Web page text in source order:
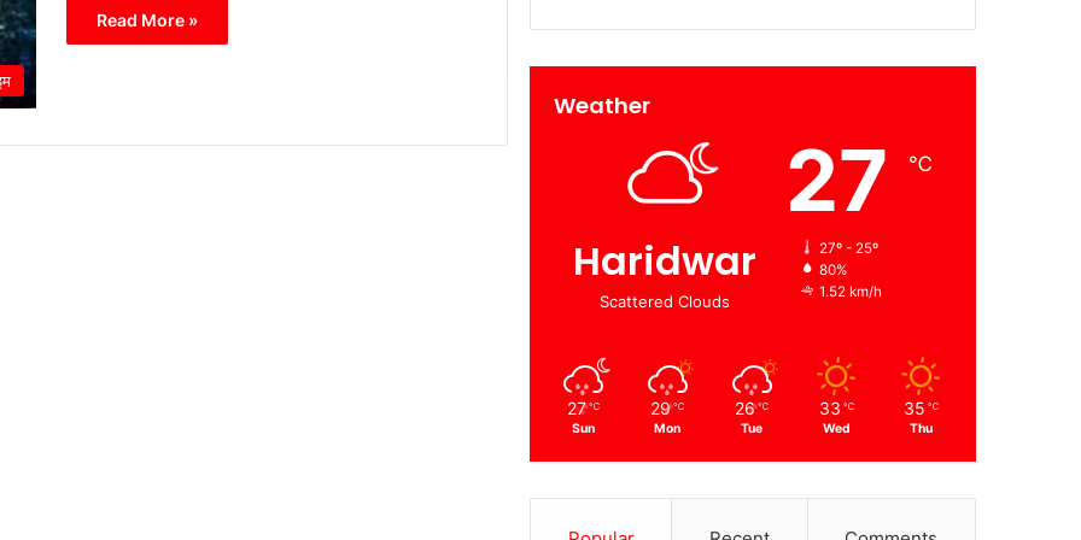
Read More »
Weather
Haridwar
Scattered Clouds
27 ℃
27º - 25º
80%
1.52 km/h
27 ℃
Sun
29 ℃
Mon
26 ℃
Tue
33 ℃
Wed
35 ℃
Thu